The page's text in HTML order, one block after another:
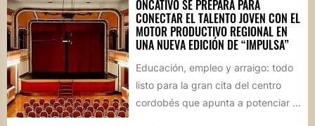
ONCATIVO SE PREPARA PARA
CONECTAR EL TALENTO JOVEN CON EL
MOTOR PRODUCTIVO REGIONAL EN
UNA NUEVA EDICIÓN DE “IMPULSA”
Educación, empleo y arraigo: todo
listo para la gran cita del centro
cordobés que apunta a potenciar el